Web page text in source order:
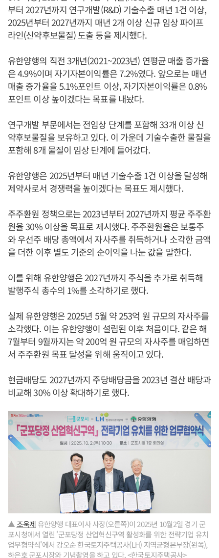
부터 2027년까지 연구개발(R&D) 기술수출 매년 1건 이상,
2025년부터 2027년까지 매년 2개 이상 신규 임상 파이프
라인(신약후보물질) 도출 등을 제시했다.
유한양행의 직전 3개년(2021~2023년) 연평균 매출 증가율
은 4.9%이며 자기자본이익률은 7.2%였다. 앞으로는 매년
매출 증가율을 5.1%포인트 이상, 자기자본이익률은 0.8%
포인트 이상 높이겠다는 목표를 내놨다.
연구개발 부문에서는 전임상 단계를 포함해 33개 이상 신
약후보물질을 보유하고 있다. 이 가운데 기술수출한 물질을
포함해 8개 물질이 임상 단계에 들어갔다.
유한양행은 2025년부터 매년 기술수출 1건 이상을 달성해
제약사로서 경쟁력을 높이겠다는 목표도 제시했다.
주주환원 정책으로는 2023년부터 2027년까지 평균 주주환
원율 30% 이상을 목표로 제시했다. 주주환원율은 보통주
와 우선주 배당 총액에서 자사주를 취득하거나 소각한 금액
을 더한 이후 별도 기준의 순이익을 나눈 값을 말한다.
이를 위해 유한양행은 2027년까지 주식을 추가로 취득해
발행주식 총수의 1%를 소각하기로 했다.
실제 유한양행은 2025년 5월 약 253억 원 규모의 자사주를
소각했다. 이는 유한양행이 설립된 이후 처음이다. 같은 해
7월부터 9월까지는 약 200억 원 규모의 자사주를 매입하면
서 주주환원 목표 달성을 위해 움직이고 있다.
현금배당도 2027년까지 주당배당금을 2023년 결산 배당과
비교해 30% 이상 확대하기로 했다.
▲조욱제 유한양행 대표이사 사장(오른쪽)이 2025년 10월2일 경기 군
포시청에서 열린 '군포당정 산업혁신구역 활성화를 위한 전략기업 유치
업무협약식'에서 강오순 한국토지주택공사(LH) 지역균형본부장(왼쪽),
하은호 군포시장와 기념촬영을 하고 있다. <한국토지주택공사>